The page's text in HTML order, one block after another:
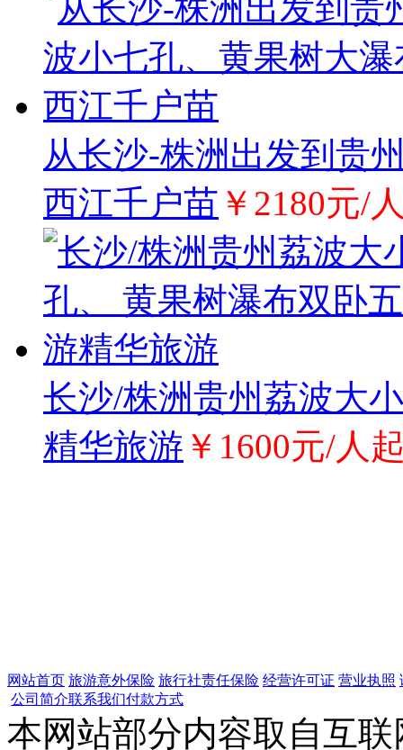
从长沙-株洲出发到贵
西江千户苗 ￥2180元/
长沙/株洲贵州荔波大
精华旅游 ￥1600元/人
网站首页 旅游意外保险 旅行社责任保险 经营许可证 营业执照
公司简介联系我们付款方式
本网站部分内容取自互